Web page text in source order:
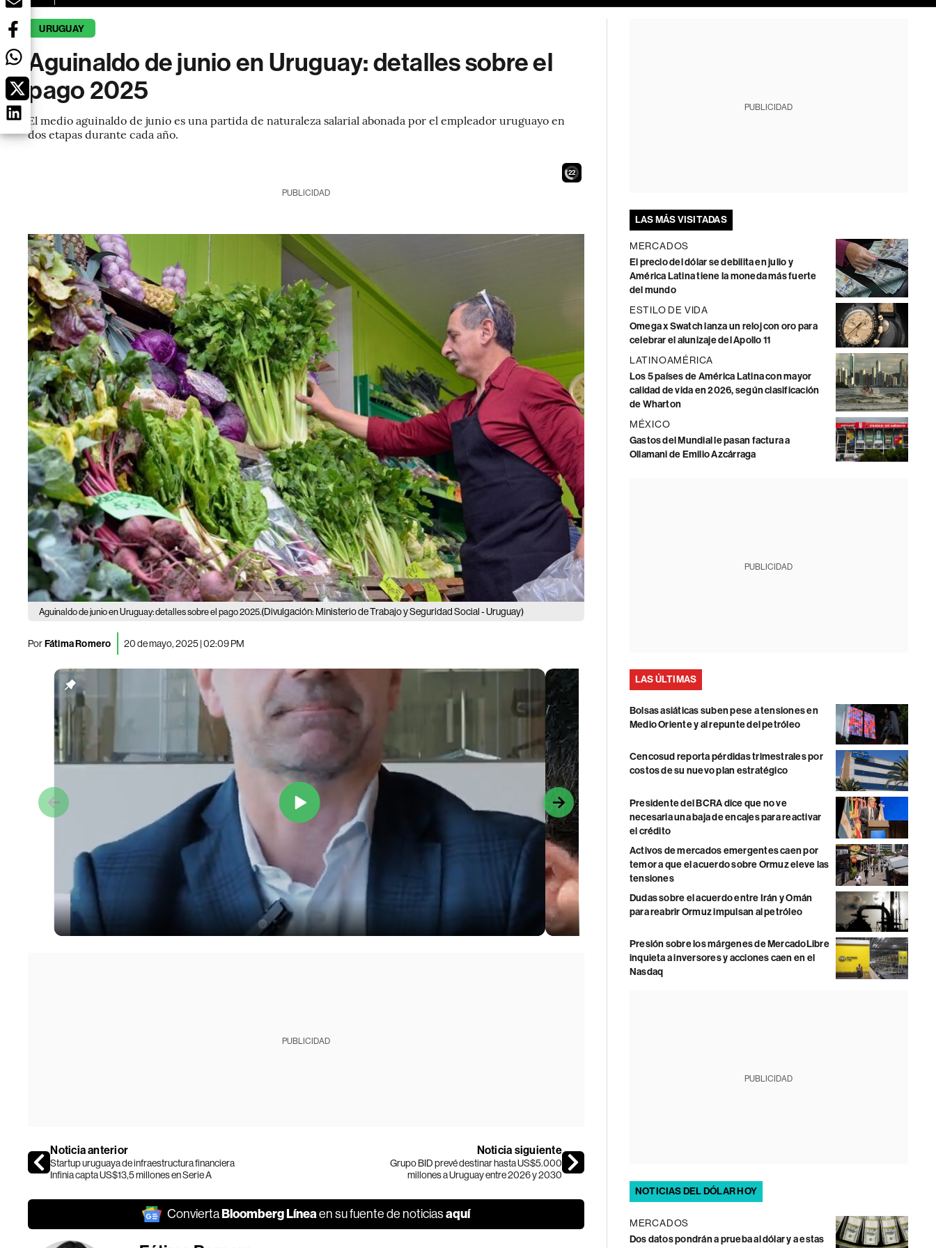
URUGUAY
Aguinaldo de junio en Uruguay: detalles sobre el
pago 2025
El medio aguinaldo de junio es una partida de naturaleza salarial abonada por el empleador uruguayo en
dos etapas durante cada año.
21
PUBLICIDAD
Aguinaldo de junio en Uruguay: detalles sobre el pago 2025.(Divulgación: Ministerio de Trabajo y Seguridad Social - Uruguay)
PorFátima Romero 20 de mayo, 2025 | 02:09 PM
PUBLICIDAD
Noticia anterior
Startup uruguaya de infraestructura financiera
Infinia capta US$13,5 millones en Serie A
Noticia siguiente
Grupo BID prevé destinar hasta US$5.000
millones a Uruguay entre 2026 y 2030
ConviertaBloomberg Líneaen su fuente de noticiasaquí
PUBLICIDAD
LAS MÁS VISITADAS
MERCADOS
El precio del dólar se debilita en julio y
América Latina tiene la moneda más fuerte
del mundo
ESTILO DE VIDA
Omega x Swatch lanza un reloj con oro para
celebrar el alunizaje del Apollo 11
LATINOAMÉRICA
Los 5 países de América Latina con mayor
calidad de vida en 2026, según clasificación
de Wharton
MÉXICO
Gastos del Mundial le pasan factura a
Ollamani de Emilio Azcárraga
PUBLICIDAD
LAS ÚLTIMAS
Bolsas asiáticas suben pese a tensiones en
Medio Oriente y al repunte del petróleo
Cencosud reporta pérdidas trimestrales por
costos de su nuevo plan estratégico
Presidente del BCRA dice que no ve
necesaria una baja de encajes para reactivar
el crédito
Activos de mercados emergentes caen por
temor a que el acuerdo sobre Ormuz eleve las
tensiones
Dudas sobre el acuerdo entre Irán y Omán
para reabrir Ormuz impulsan al petróleo
Presión sobre los márgenes de MercadoLibre
inquieta a inversores y acciones caen en el
Nasdaq
PUBLICIDAD
NOTICIAS DEL DÓLAR HOY
MERCADOS
Dos datos pondrán a prueba al dólar y a estas